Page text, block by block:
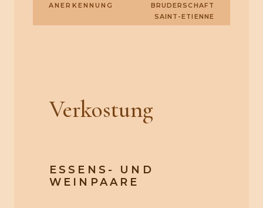
ANERKENNUNG
BRUDERSCHAFT
SAINT-ETIENNE
Verkostung
ESSENS- UND
WEINPAARE